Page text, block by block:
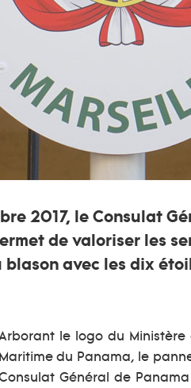
2017, le Consulat
de valoriser les
avec les dix
le logo du
Maritime du Panama, le
Général de